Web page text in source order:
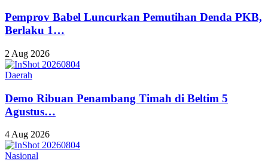
Pemprov Babel Luncurkan Pemutihan Denda PKB,
Berlaku 1…
2 Aug 2026
Daerah
Demo Ribuan Penambang Timah di Beltim 5
Agustus…
4 Aug 2026
Nasional